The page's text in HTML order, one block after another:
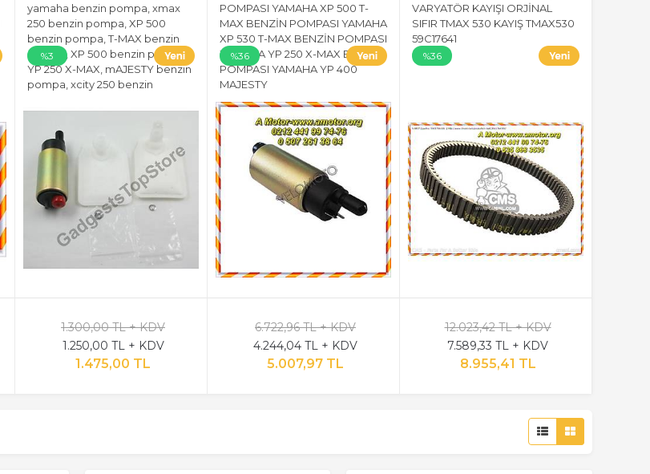
yamaha benzin pompa, xmax
250 benzin pompa, XP 500
benzin pompa, T-MAX benzin
pompa, XP 500 benzin pompa,
YP 250 X-MAX, mAJESTY benzin
pompa, xcity 250 benzin
bws 125 benzin pompa
%3
1.300,00 TL + KDV
1.250,00 TL + KDV
1.475,00 TL
POMPASI YAMAHA XP 500 T-
MAX BENZİN POMPASI YAMAHA
XP 530 T-MAX BENZİN POMPASI
YAMAHA YP 250 X-MAX BENZİN
POMPASI YAMAHA YP 400
MAJESTY
%36
6.722,96 TL + KDV
4.244,04 TL + KDV
5.007,97 TL
VARYATÖR KAYIŞI ORJİNAL
SIFIR TMAX 530 KAYIŞ TMAX530
59C17641
%36
12.023,42 TL + KDV
7.589,33 TL + KDV
8.955,41 TL